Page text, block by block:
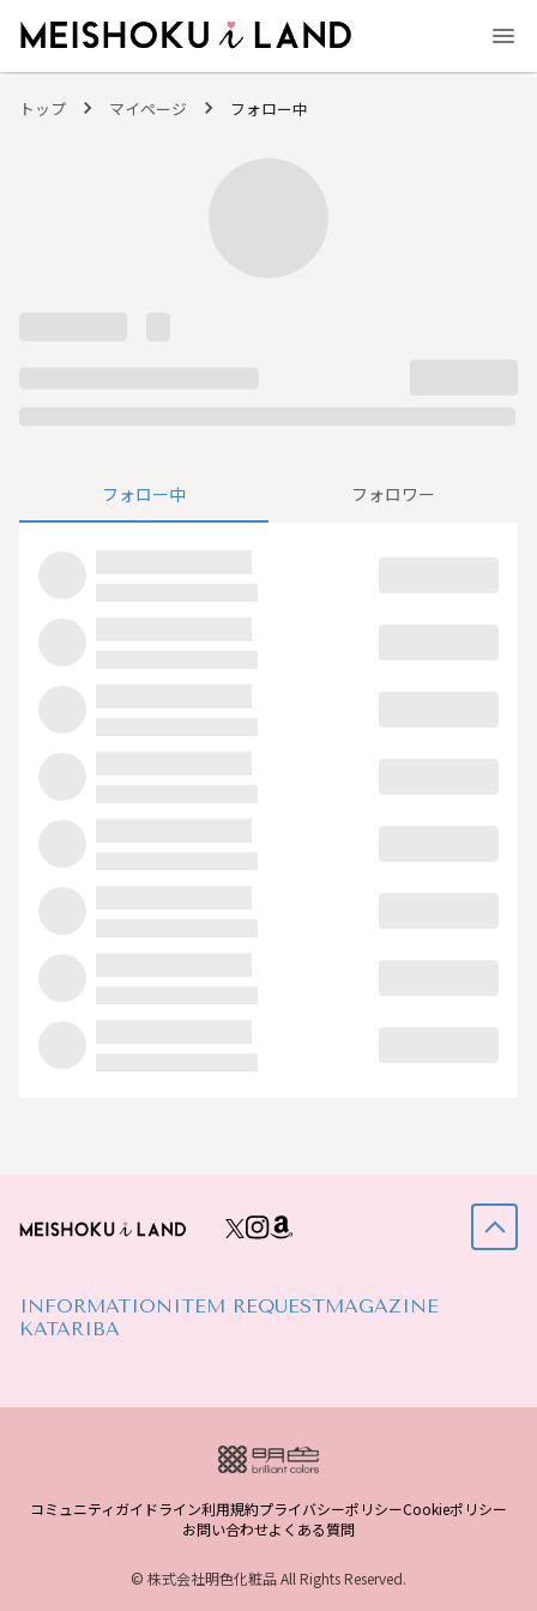
トップ マイページ フォロー中
フォロー中 フォロワー
INFORMATION ITEM REQUESTMAGAZINE
KATARIBA
コミュニティガイドライン利用規約プライバシーポリシーCookieポリシー
お問い合わせよくある質問
© 株式会社明色化粧品 All Rights Reserved.